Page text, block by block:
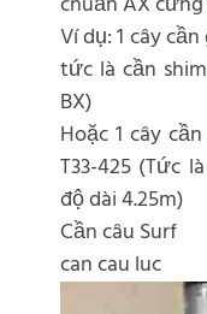
Ví dụ: 1 cây
tức là cần
BX)
Hoặc 1 cây
T33-425 (Tức
độ dài 4.25m)
Cần câu Surf
can cau luc